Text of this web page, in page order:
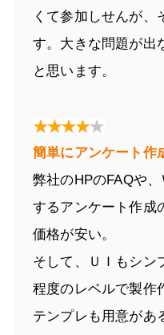
くて参加しせんが、
す。大きな問題が出
と思います。
簡単にアンケート作
弊社のHPのFAQや
するアンケート作成
価格が安い。
そして、ＵＩもシン
程度のレベルで製作
テンプレも用意があ